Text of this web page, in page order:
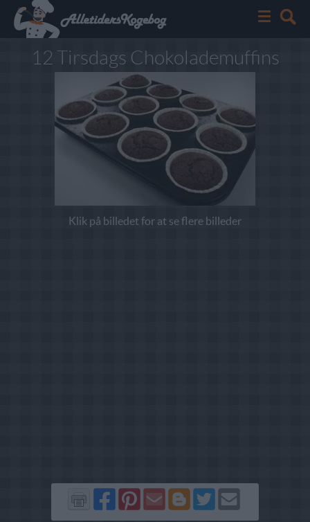
12 Tirsdags Chokolademuffins
Klik på billedet for at se flere billeder
Del
på
Del
på
Send
via
Del
på
Del
på
Send